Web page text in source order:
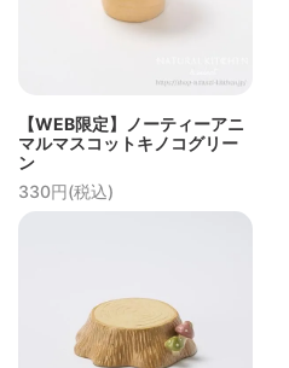
【WEB限定】ノーティーアニ
マルマスコットキノコグリー
ン
330円(税込)